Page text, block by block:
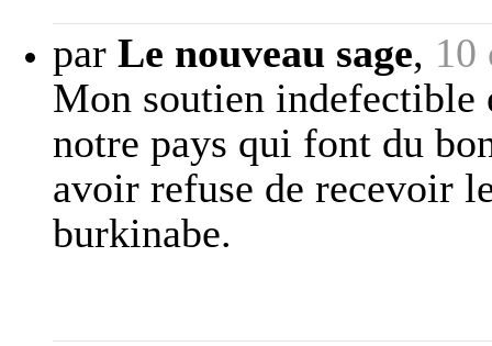
par Le nouveau sage, 10
Mon soutien indefectible
notre pays qui font du
avoir refuse de recevoir
burkinabe.